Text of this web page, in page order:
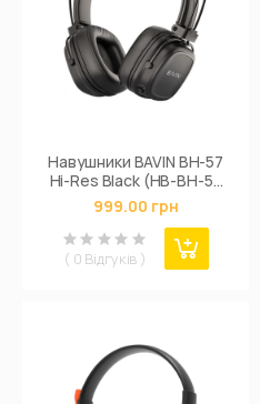
Навушники BAVIN BH-57
Hi-Res Black (HB-BH-57
BK)
999.00 грн
( 0 Відгуків )